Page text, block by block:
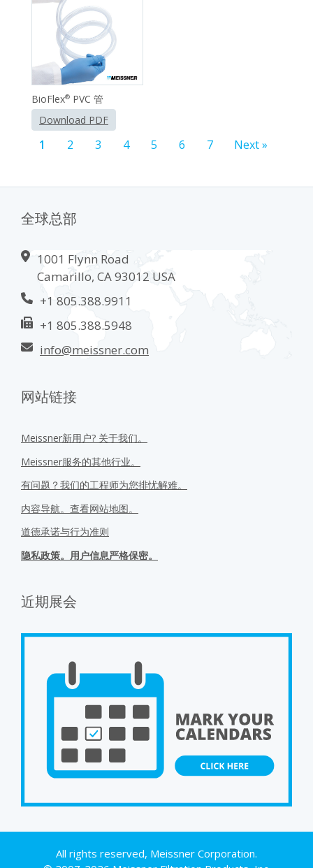
BioFlex® PVC 管
Download PDF
1 2 3 4 5 6 7 Next »
全球总部
1001 Flynn Road
Camarillo, CA 93012 USA
+1 805.388.9911
+1 805.388.5948
info@meissner.com
网站链接
Meissner新用户? 关于我们。
Meissner服务的其他行业。
有问题？我们的工程师为您排忧解难。
内容导航。查看网站地图。
道德承诺与行为准则
隐私政策。用户信息严格保密。
近期展会
All rights reserved, Meissner Corporation.